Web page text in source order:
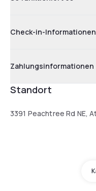
Check-in-Informationen
Zahlungsinformationen
Standort
3391 Peachtree Rd NE,